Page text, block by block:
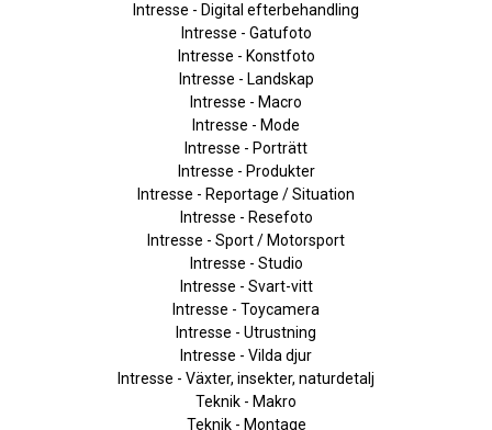
Intresse - Digital efterbehandling
Intresse - Gatufoto
Intresse - Konstfoto
Intresse - Landskap
Intresse - Macro
Intresse - Mode
Intresse - Porträtt
Intresse - Produkter
Intresse - Reportage / Situation
Intresse - Resefoto
Intresse - Sport / Motorsport
Intresse - Studio
Intresse - Svart-vitt
Intresse - Toycamera
Intresse - Utrustning
Intresse - Vilda djur
Intresse - Växter, insekter, naturdetalj
Teknik - Makro
Teknik - Montage